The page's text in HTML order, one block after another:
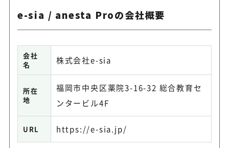
e-sia / anesta Proの会社概要
会社
名
株式会社e-sia
所在
地
福岡市中央区薬院3-16-32 総合教育セ
ンタービル4F
URL https://e-sia.jp/